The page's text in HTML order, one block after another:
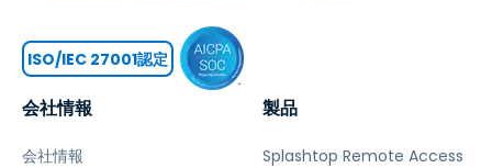
会社情報
会社情報
製品
Splashtop Remote Access
ISO/IEC 27001認定